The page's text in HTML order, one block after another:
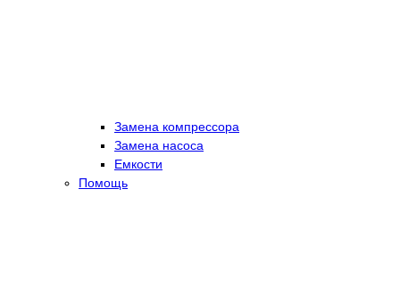
Замена компрессора
Замена насоса
Емкости
Помощь